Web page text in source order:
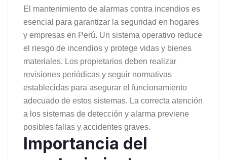
El mantenimiento de alarmas contra incendios es
esencial para garantizar la seguridad en hogares
y empresas en Perú. Un sistema operativo reduce
el riesgo de incendios y protege vidas y bienes
materiales. Los propietarios deben realizar
revisiones periódicas y seguir normativas
establecidas para asegurar el funcionamiento
adecuado de estos sistemas. La correcta atención
a los sistemas de detección y alarma previene
posibles fallas y accidentes graves.
Importancia del